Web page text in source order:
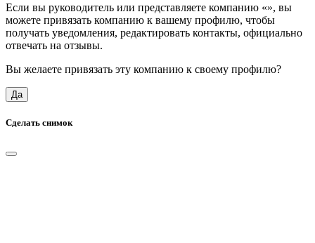
Если вы руководитель или представляете компанию «», вы
можете привязать компанию к вашему профилю, чтобы
получать уведомления, редактировать контакты, официально
отвечать на отзывы.
Вы желаете привязать эту компанию к своему профилю?
Да
Сделать снимок